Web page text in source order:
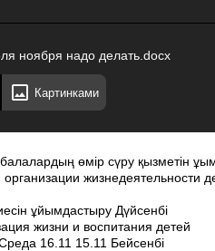
ноября надо делать.docx
Картинками
өмір сүру қызметін
жизнедеятельности
ұйымдастыру Дүйсенбі
жизни и воспитания детей
16.11 15.11 Бейсенбі